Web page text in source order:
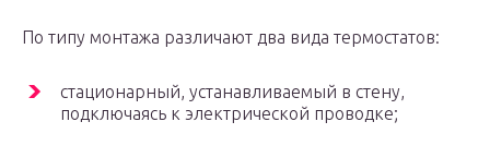
По типу монтажа различают два вида термостатов:
стационарный, устанавливаемый в стену,
подключаясь к электрической проводке;